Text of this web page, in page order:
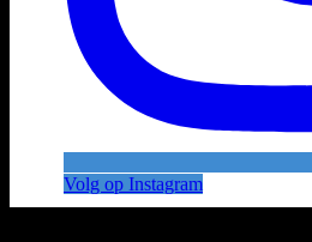
Volg op Instagram